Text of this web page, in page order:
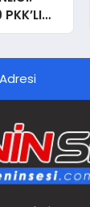
PKK’LI